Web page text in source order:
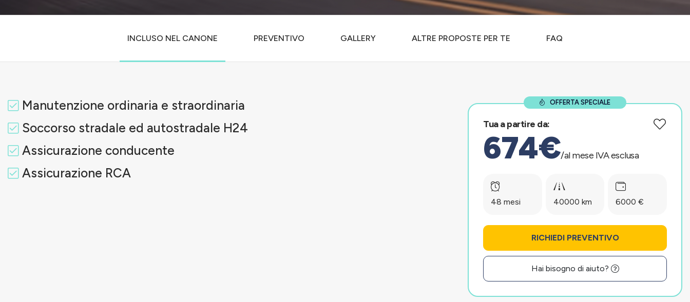
INCLUSO NEL CANONE PREVENTIVO GALLERY ALTRE PROPOSTE PER TE FAQ
Manutenzione ordinaria e straordinaria
Soccorso stradale ed autostradale H24
Assicurazione conducente
Assicurazione RCA
OFFERTA SPECIALE
Tua a partire da:
674€/al mese IVA esclusa
48 mesi 40000 km 6000 €
RICHIEDI PREVENTIVO
Hai bisogno di aiuto?